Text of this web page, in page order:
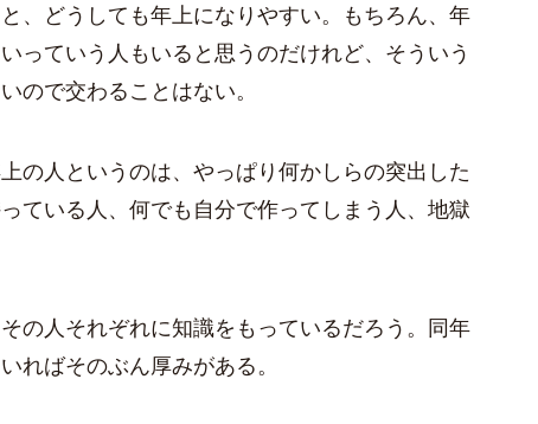
、どうしても年上になりやすい。もちろん、年
っていう人もいると思うのだけれど、そういう
ので交わることはない。
の人というのは、やっぱり何かしらの突出した
ている人、何でも自分で作ってしまう人、地獄
の人それぞれに知識をもっているだろう。同年
ればそのぶん厚みがある。